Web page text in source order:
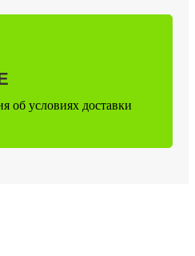
об условиях доставки